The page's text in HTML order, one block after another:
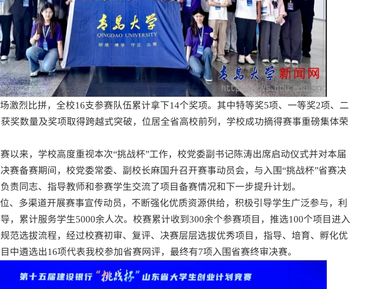
激烈比拼，全校16支参赛队伍累计拿下14个奖项。其中特等奖5项、一等奖2项、二
奖数量及奖项取得跨越式突破，位居全省高校前列，学校成功摘得赛事重磅集体荣
以来，学校高度重视本次“挑战杯”工作，校党委副书记陈涛出席启动仪式并对本届
赛备赛期间，校党委常委、副校长麻国升召开赛事动员会，与入围“挑战杯”省赛决
责同志、指导教师和参赛学生交流了项目备赛情况和下一步提升计划。
、多渠道开展赛事宣传动员，不断强化优质资源供给，积极引导学生广泛参与，利
，累计服务学生5000余人次。校赛累计收到300余个参赛项目，推选100个项目进入
范选拔流程，经过校赛初审、复评、决赛层层选拔优秀项目，指导、培育、孵化优
中遴选出16项代表我校参加省赛网评，最终有7项入围省赛终审决赛。